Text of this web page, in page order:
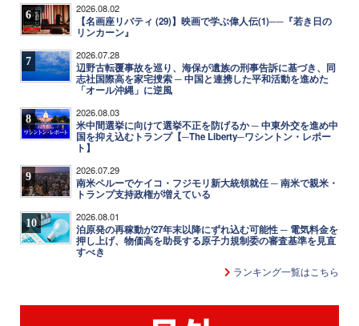
6 2026.08.02
【名画座リバティ (29)】映画で学ぶ偉人伝(1)──『若き日の
リンカーン』
7 2026.07.28
辺野古転覆事故を巡り、海保が遺族の刑事告訴に基づき、同
志社国際高を家宅捜索 ─ 中国と連携した平和活動を進めた
「オール沖縄」に逆風
8 2026.08.03
米中間選挙に向けて選挙不正を防げるか ─ 中東外交を進め中
国を抑え込むトランプ【─The Liberty─ワシントン・レポー
ト】
9 2026.07.29
南米ペルーでケイコ・フジモリ新大統領就任 ─ 南米で親米・
トランプ支持政権が増えている
10 2026.08.01
泊原発の再稼動が27年末以降にずれ込む可能性 ─ 電気料金を
押し上げ、物価高を助長する原子力規制委の審査基準を見直
すべき
ランキング一覧はこちら